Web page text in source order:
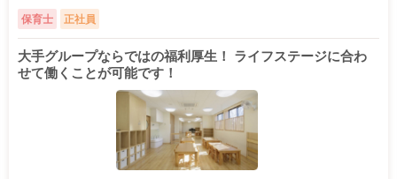
保育士 正社員
大手グループならではの福利厚生！ ライフステージに合わ
せて働くことが可能です！